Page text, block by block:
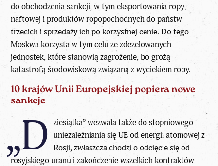
do obchodzenia sankcji, w tym eksportowania ropy
naftowej i produktów ropopochodnych do państw
trzecich i sprzedaży ich po korzystnej cenie. Do tego
Moskwa korzysta w tym celu ze zdezelowanych
jednostek, które stanowią zagrożenie, bo grożą
katastrofą środowiskową związaną z wyciekiem ropy.
10 krajów Unii Europejskiej popiera nowe
sankcje
„D
ziesiątka” wezwała także do stopniowego
uniezależniania się UE od energii atomowej z
Rosji, zwłaszcza chodzi o odcięcie się od
rosyjskiego uranu i zakończenie wszelkich kontraktów